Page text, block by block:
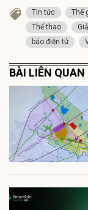
Tin tức Thế
Thể thao
báo điện tử
BÀI LIÊN QUAN